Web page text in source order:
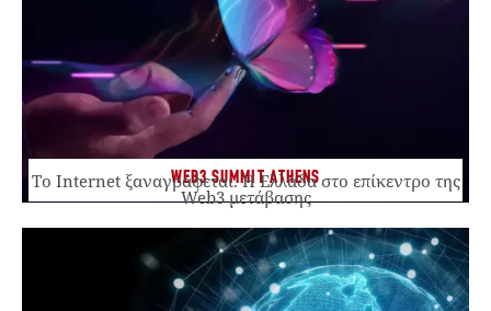
WEB3 SUMMIT ATHENS
Το Internet ξαναγράφεται. Η Ελλάδα στο επίκεντρο της
Web3 μετάβασης